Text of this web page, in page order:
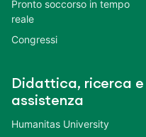
Pronto soccorso in tempo
reale
Congressi
Didattica, ricerca e
assistenza
Humanitas University